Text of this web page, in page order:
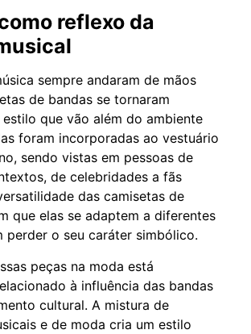
reflexo da
sempre andaram de mãos
de bandas se tornaram
que vão além do ambiente
foram incorporadas ao vestuário
sendo vistas em pessoas de
de celebridades a fãs
das camisetas de
que elas se adaptem a diferentes
perder o seu caráter simbólico.
peças na moda está
à influência das bandas
cultural. A mistura de
e de moda cria um estilo